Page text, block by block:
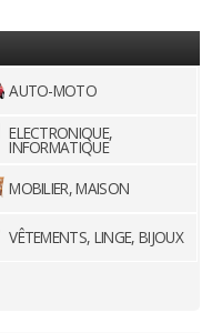
AUTO-MOTO
ELECTRONIQUE,
INFORMATIQUE
MOBILIER, MAISON
VÊTEMENTS, LINGE, BIJOUX